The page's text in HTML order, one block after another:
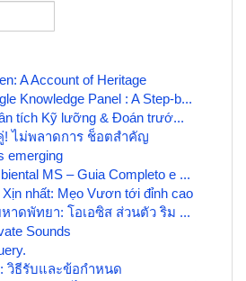
A Account of Heritage
Knowledge Panel : A Step-b...
tích Kỹ lưỡng & Đoán trướ...
ไม่พลาดการ ช็อตสำคัญ
emerging
MS – Guia Completo e ...
nhất: Mẹo Vươn tới đỉnh cao
าดพัทยา: โอเอซิส ส่วนตัว ริม ...
Sounds
วิธีรับและข้อกำหนด